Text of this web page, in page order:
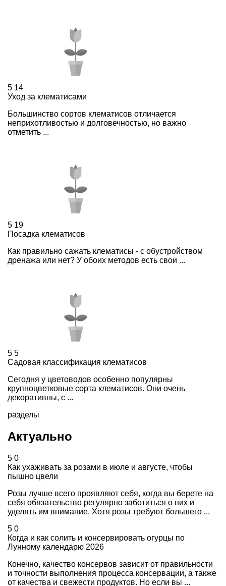
5 14
Уход за клематисами
Большинство сортов клематисов отличается
неприхотливостью и долговечностью, но важно
отметить ...
5 19
Посадка клематисов
Как правильно сажать клематисы - с обустройством
дренажа или нет? У обоих методов есть свои ...
5 5
Садовая классификация клематисов
Сегодня у цветоводов особенно популярны
крупноцветковые сорта клематисов. Они очень
декоративны, с ...
разделы
Актуально
5 0
Как ухаживать за розами в июле и августе, чтобы
пышно цвели
Розы лучше всего проявляют себя, когда вы берете на
себя обязательство регулярно заботиться о них и
уделять им внимание. Хотя розы требуют большего ...
5 0
Когда и как солить и консервировать огурцы по
Лунному календарю 2026
Конечно, качество консервов зависит от правильности
и точности выполнения процесса консервации, а также
от качества и свежести продуктов. Но если вы ...